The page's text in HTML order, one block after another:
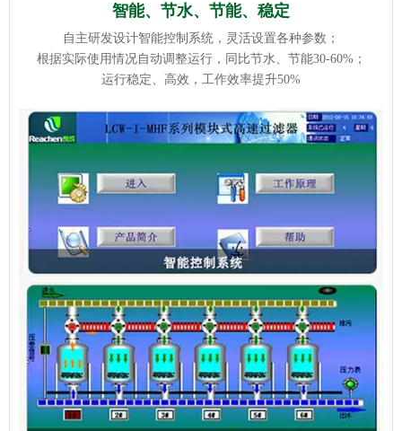
智能、节水、节能、稳定
自主研发设计智能控制系统，灵活设置各种参数；
根据实际使用情况自动调整运行，同比节水、节能30-60%；
运行稳定、高效，工作效率提升50%
效果好，易操作，易维护
国家发明专利技术的布水器、集水器，反洗彻底，无死区；
非专业人员即可轻松操作，降低人工与维护成本；
安装方便，适用性强，省空间
按需定制解决方案，根据现场地形和管路走向等条件任意设计组合罐
体布局；
撬装发货，安装便捷，整体机身同比空间缩小30%
美观、耐腐蚀，使用寿命长
采用先进的防腐蚀工艺，罐体采用双面自动焊接；
内部采用强化环氧富锌涂料，罐体美观，大气；
极大地保证了设备耐磨、防腐性能，有效使用时间20年以上